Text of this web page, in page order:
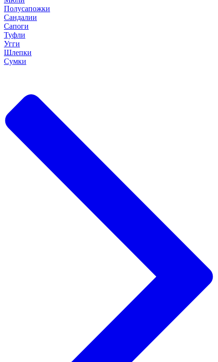
Полусапожки
Сандалии
Сапоги
Туфли
Угги
Шлепки
Сумки